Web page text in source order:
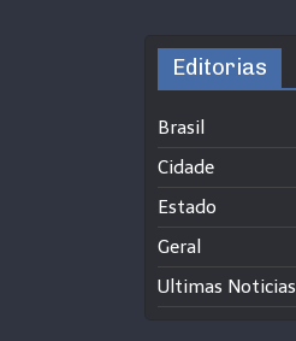
Editorias
Brasil
Cidade
Estado
Geral
Ultimas Noticias